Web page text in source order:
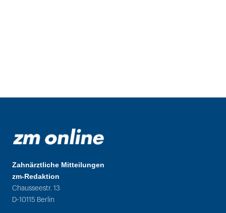
Zahnärztliche Mitteilungen
zm-Redaktion
Chausseestr. 13
D-10115 Berlin